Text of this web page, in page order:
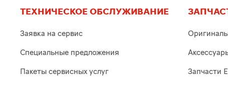
ТЕХНИЧЕСКОЕ ОБСЛУЖИВАНИЕ
Заявка на сервис
Специальные предложения
Пакеты сервисных услуг Запчасти